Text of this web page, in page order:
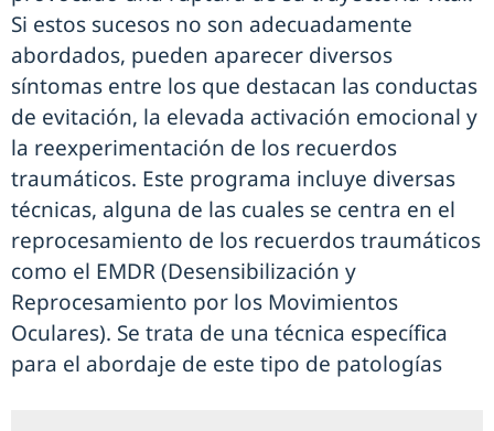
Si estos sucesos no son adecuadamente
abordados, pueden aparecer diversos
síntomas entre los que destacan las conductas
de evitación, la elevada activación emocional y
la reexperimentación de los recuerdos
traumáticos. Este programa incluye diversas
técnicas, alguna de las cuales se centra en el
reprocesamiento de los recuerdos traumáticos
como el EMDR (Desensibilización y
Reprocesamiento por los Movimientos
Oculares). Se trata de una técnica específica
para el abordaje de este tipo de patologías